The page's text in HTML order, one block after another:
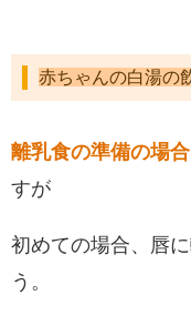
赤ちゃんの白湯の
離乳食の準備の場
すが
初めての場合、唇
う。